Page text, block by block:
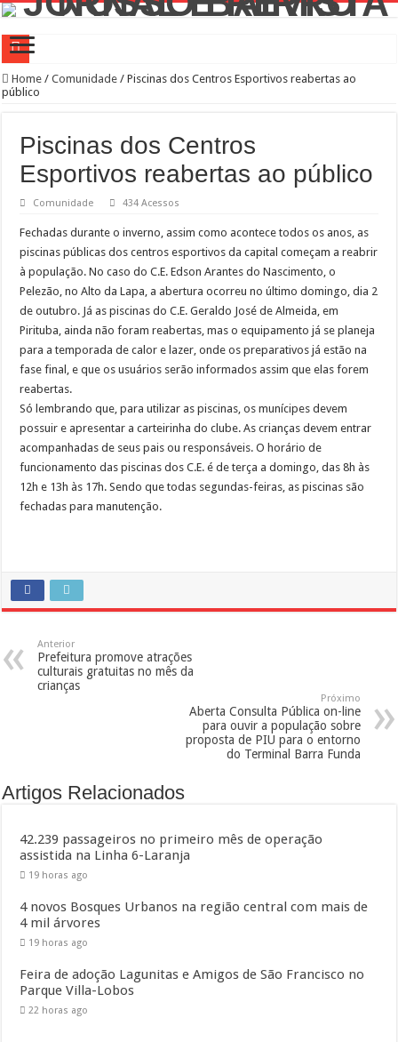
Prefeitura Presente Lapa
4 novos Bosques Urbanos na região central com mais de 4 mil árvores
PREFEITURA PRESENTE LAPA
WST Burguer: uma história de superação, paixão pela gastronomia e amor pelo
Conselho Participativo debate zeladoria na Lapa
Prefeitura leva ações de saúde aos canteiros de obras para atrair homens aos
Saiba como realizar serviços de Creci-SP, Coren-SP e Crea-SP com auxílio do
Bibliotecas Municipais atraem mais de 1,5 milhão de visitantes com
Home / Comunidade / Piscinas dos Centros Esportivos reabertas ao
público
Piscinas dos Centros
Esportivos reabertas ao público
Comunidade 434 Acessos
Fechadas durante o inverno, assim como acontece todos os anos, as
piscinas públicas dos centros esportivos da capital começam a reabrir
à população. No caso do C.E. Edson Arantes do Nascimento, o
Pelezão, no Alto da Lapa, a abertura ocorreu no último domingo, dia 2
de outubro. Já as piscinas do C.E. Geraldo José de Almeida, em
Pirituba, ainda não foram reabertas, mas o equipamento já se planeja
para a temporada de calor e lazer, onde os preparativos já estão na
fase final, e que os usuários serão informados assim que elas forem
reabertas.
Só lembrando que, para utilizar as piscinas, os munícipes devem
possuir e apresentar a carteirinha do clube. As crianças devem entrar
acompanhadas de seus pais ou responsáveis. O horário de
funcionamento das piscinas dos C.E. é de terça a domingo, das 8h às
12h e 13h às 17h. Sendo que todas segundas-feiras, as piscinas são
fechadas para manutenção.
Anterior
Prefeitura promove atrações
culturais gratuitas no mês da
crianças
Próximo
Aberta Consulta Pública on-line
para ouvir a população sobre
proposta de PIU para o entorno
do Terminal Barra Funda
Artigos Relacionados
42.239 passageiros no primeiro mês de operação
assistida na Linha 6-Laranja
19 horas ago
4 novos Bosques Urbanos na região central com mais de
4 mil árvores
19 horas ago
Feira de adoção Lagunitas e Amigos de São Francisco no
Parque Villa-Lobos
22 horas ago